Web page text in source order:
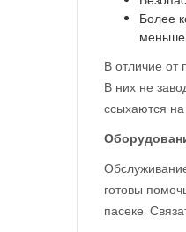
Более
В отличие от
В них не
ссыхаются
готовы
пасеке.